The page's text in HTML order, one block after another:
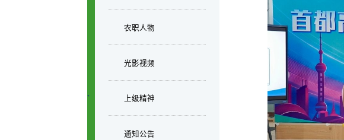
农职人物
光影视频
上级精神
通知公告